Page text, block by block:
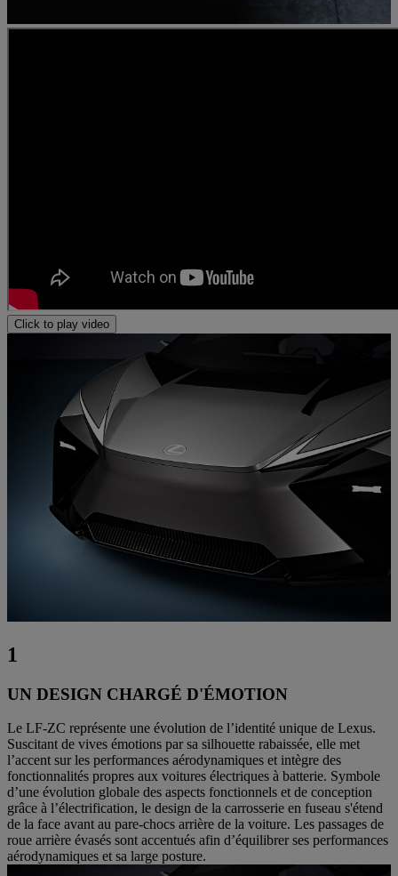
Click to play video
1
UN DESIGN CHARGÉ D'ÉMOTION
Le LF-ZC représente une évolution de l’identité unique de Lexus.
Suscitant de vives émotions par sa silhouette rabaissée, elle met
l’accent sur les performances aérodynamiques et intègre des
fonctionnalités propres aux voitures électriques à batterie. Symbole
d’une évolution globale des aspects fonctionnels et de conception
grâce à l’électrification, le design de la carrosserie en fuseau s'étend
de la face avant au pare-chocs arrière de la voiture. Les passages de
roue arrière évasés sont accentués afin d’équilibrer ses performances
aérodynamiques et sa large posture.